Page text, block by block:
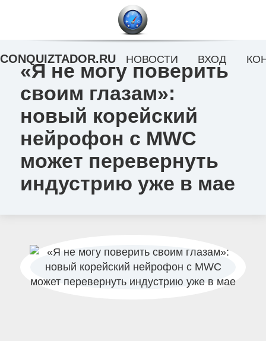
«Я не могу поверить
своим глазам»:
новый корейский
нейрофон с MWC
может перевернуть
индустрию уже в мае
CONQUIZTADOR.RU НОВОСТИ ВХОД